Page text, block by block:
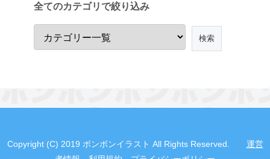
全てのカテゴリで絞り込み
Copyright (C) 2019 ボンボンイラスト All Rights Reserved. 運営